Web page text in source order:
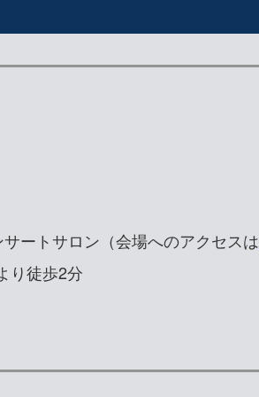
ートサロン（会場へのアクセスは
り徒歩2分